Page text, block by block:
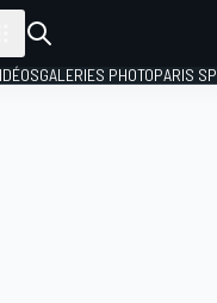
GALERIES PHOTOPARIS